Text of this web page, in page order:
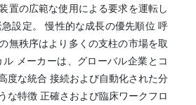
置の広範な使用による要求を運転し
設定。 慢性的な成長の優先順位 呼
無秩序はより多くの支柱の市場を取
メーカーは、グローバル企業とコ
度な統合 接続および自動化された分
な特徴 正確さおよび臨床ワークフロ